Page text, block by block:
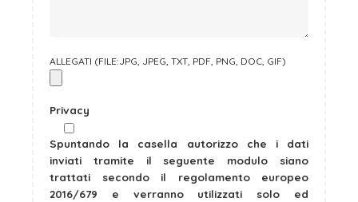
ALLEGATI (FILE:JPG, JPEG, TXT, PDF, PNG, DOC, GIF)
Privacy
Spuntando la casella autorizzo che i dati
inviati tramite il seguente modulo siano
trattati secondo il regolamento europeo
2016/679 e verranno utilizzati solo ed